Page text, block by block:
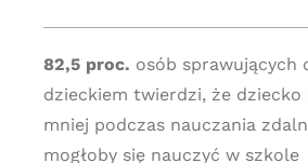
82,5 proc. osób sprawujących
dzieckiem twierdzi, że dziecko
mniej podczas nauczania
mogłoby się nauczyć w szkole